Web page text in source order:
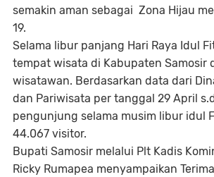
semakin aman sebagai Zona Hijau
19.
Selama libur panjang Hari Raya Idul
tempat wisata di Kabupaten Samosir
wisatawan. Berdasarkan data dari
dan Pariwisata per tanggal 29 April
pengunjung selama musim libur idul
44.067 visitor.
Bupati Samosir melalui Plt Kadis
Ricky Rumapea menyampaikan